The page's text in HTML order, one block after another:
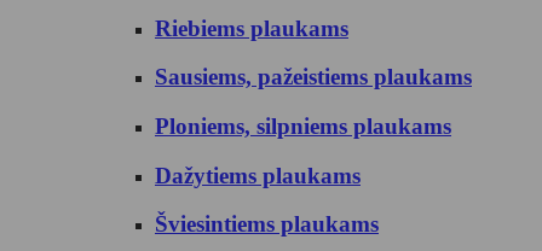
Riebiems plaukams
Sausiems, pažeistiems plaukams
Ploniems, silpniems plaukams
Dažytiems plaukams
Šviesintiems plaukams